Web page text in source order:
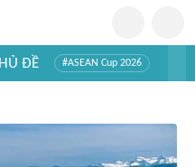
ĐỀ #ASEAN Cup 2026